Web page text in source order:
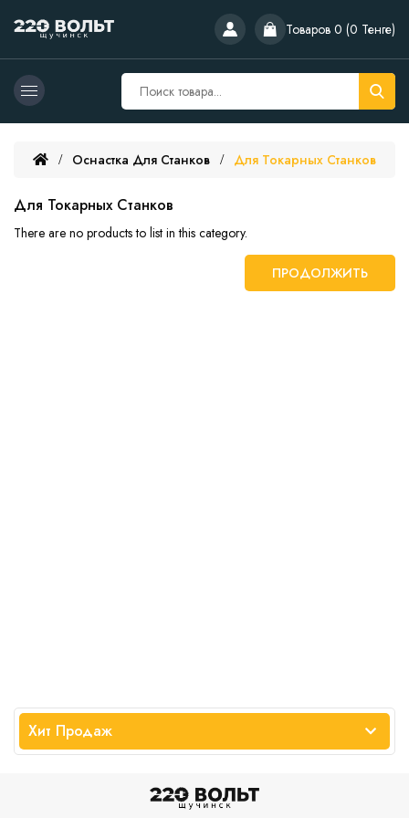
Товаров 0 (0 Тенге)
Оснастка Для Станков Для Токарных Станков
Для Токарных Станков
There are no products to list in this category.
ПРОДОЛЖИТЬ
Хит Продаж